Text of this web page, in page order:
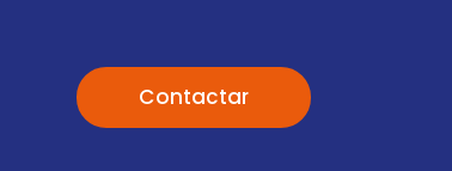
Contactar